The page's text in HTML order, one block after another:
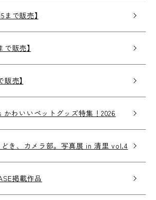
まで販売】
で販売】
販売】
わいいペットグッズ特集！2026
どき、カメラ部。写真展 in 清里 vol.4
掲載作品